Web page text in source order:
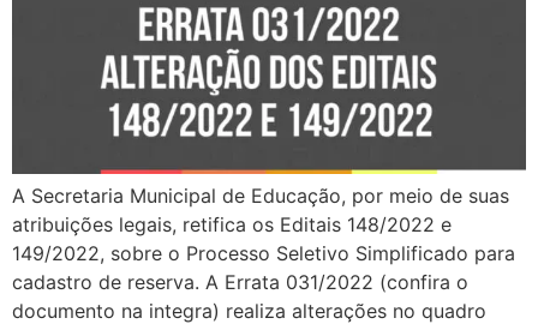
A Secretaria Municipal de Educação, por meio de suas
atribuições legais, retifica os Editais 148/2022 e
149/2022, sobre o Processo Seletivo Simplificado para
cadastro de reserva. A Errata 031/2022 (confira o
documento na integra) realiza alterações no quadro